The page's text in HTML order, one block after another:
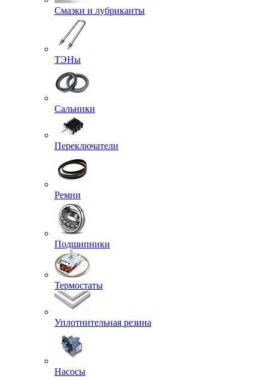
Смазки и лубриканты
ТЭНы
Сальники
Переключатели
Ремни
Подшипники
Термостаты
Уплотнительная резина
Насосы